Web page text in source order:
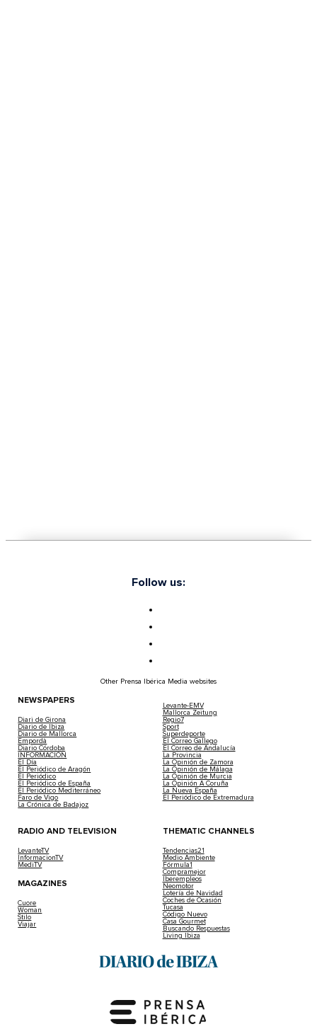
Follow us:
Other Prensa Ibérica Media websites
NEWSPAPERS
Diari de Girona
Diario de Ibiza
Diario de Mallorca
Empordà
Diario Córdoba
INFORMACIÓN
El Día
El Periódico de Aragón
El Periódico
El Periódico de España
El Periódico Mediterráneo
Faro de Vigo
La Crónica de Badajoz
Levante-EMV
Mallorca Zeitung
Regio7
Sport
Superdeporte
El Correo Gallego
El Correo de Andalucía
La Provincia
La Opinión de Zamora
La Opinión de Málaga
La Opinión de Murcia
La Opinión A Coruña
La Nueva España
El Periódico de Extremadura
RADIO AND TELEVISION
LevanteTV
InformacionTV
MediTV
MAGAZINES
Cuore
Woman
Stilo
Viajar
THEMATIC CHANNELS
Tendencias21
Medio Ambiente
Fórmula1
Compramejor
Iberempleos
Neomotor
Lotería de Navidad
Coches de Ocasión
Tucasa
Código Nuevo
Casa Gourmet
Buscando Respuestas
Living Ibiza